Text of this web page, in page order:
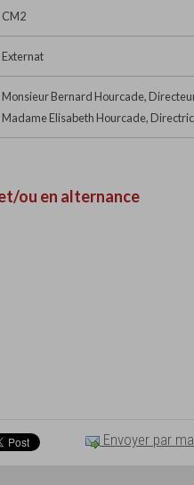
CM2
Externat
Monsieur Bernard Hourcade,
Madame Elisabeth Hourcade,
ou en alternance
Envoyer par